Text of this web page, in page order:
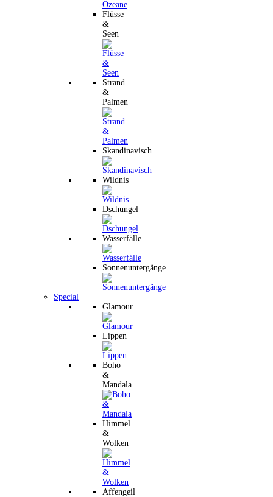
Flüsse
&
Seen
Strand
&
Palmen
Skandinavisch
Wildnis
Dschungel
Wasserfälle
Sonnenuntergänge
Special
Glamour
Lippen
Boho
&
Mandala
Himmel
&
Wolken
Affengeil